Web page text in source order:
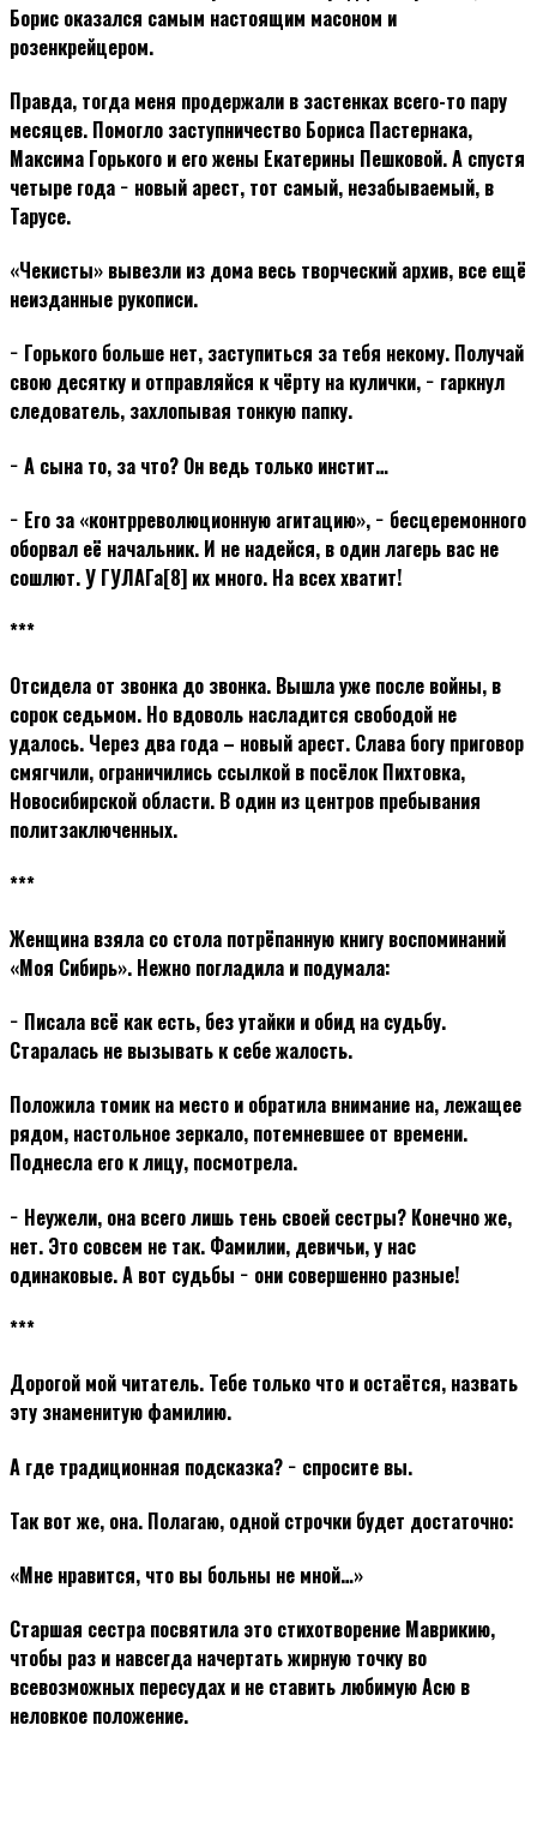
Борис оказался самым настоящим масоном и
розенкрейцером.
Правда, тогда меня продержали в застенках всего-то пару
месяцев. Помогло заступничество Бориса Пастернака,
Максима Горького и его жены Екатерины Пешковой. А спустя
четыре года − новый арест, тот самый, незабываемый, в
Тарусе.
«Чекисты» вывезли из дома весь творческий архив, все ещё
неизданные рукописи.
− Горького больше нет, заступиться за тебя некому. Получай
свою десятку и отправляйся к чёрту на кулички, − гаркнул
следователь, захлопывая тонкую папку.
− А сына то, за что? Он ведь только инстит…
− Его за «контрреволюционную агитацию», − бесцеремонного
оборвал её начальник. И не надейся, в один лагерь вас не
сошлют. У ГУЛАГа[8] их много. На всех хватит!
***
Отсидела от звонка до звонка. Вышла уже после войны, в
сорок седьмом. Но вдоволь насладится свободой не
удалось. Через два года – новый арест. Слава богу приговор
смягчили, ограничились ссылкой в посёлок Пихтовка,
Новосибирской области. В один из центров пребывания
политзаключенных.
***
Женщина взяла со стола потрёпанную книгу воспоминаний
«Моя Сибирь». Нежно погладила и подумала:
− Писала всё как есть, без утайки и обид на судьбу.
Старалась не вызывать к себе жалость.
Положила томик на место и обратила внимание на, лежащее
рядом, настольное зеркало, потемневшее от времени.
Поднесла его к лицу, посмотрела.
− Неужели, она всего лишь тень своей сестры? Конечно же,
нет. Это совсем не так. Фамилии, девичьи, у нас
одинаковые. А вот судьбы − они совершенно разные!
***
Дорогой мой читатель. Тебе только что и остаётся, назвать
эту знаменитую фамилию.
А где традиционная подсказка? − спросите вы.
Так вот же, она. Полагаю, одной строчки будет достаточно:
«Мне нравится, что вы больны не мной…»
Старшая сестра посвятила это стихотворение Маврикию,
чтобы раз и навсегда начертать жирную точку во
всевозможных пересудах и не ставить любимую Асю в
неловкое положение.